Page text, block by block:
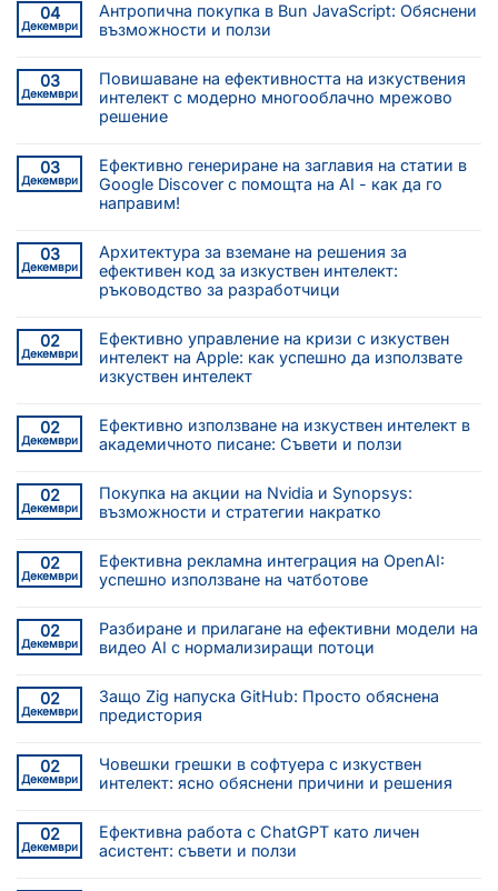
04
Декември
Антропична покупка в Bun JavaScript: Обяснени
възможности и ползи
03
Декември
Повишаване на ефективността на изкуствения
интелект с модерно многооблачно мрежово
решение
03
Декември
Ефективно генериране на заглавия на статии в
Google Discover с помощта на AI - как да го
направим!
03
Декември
Архитектура за вземане на решения за
ефективен код за изкуствен интелект:
ръководство за разработчици
02
Декември
Ефективно управление на кризи с изкуствен
интелект на Apple: как успешно да използвате
изкуствен интелект
02
Декември
Ефективно използване на изкуствен интелект в
академичното писане: Съвети и ползи
02
Декември
Покупка на акции на Nvidia и Synopsys:
възможности и стратегии накратко
02
Декември
Ефективна рекламна интеграция на OpenAI:
успешно използване на чатботове
02
Декември
Разбиране и прилагане на ефективни модели на
видео AI с нормализиращи потоци
02
Декември
Защо Zig напуска GitHub: Просто обяснена
предистория
02
Декември
Човешки грешки в софтуера с изкуствен
интелект: ясно обяснени причини и решения
02
Декември
Ефективна работа с ChatGPT като личен
асистент: съвети и ползи